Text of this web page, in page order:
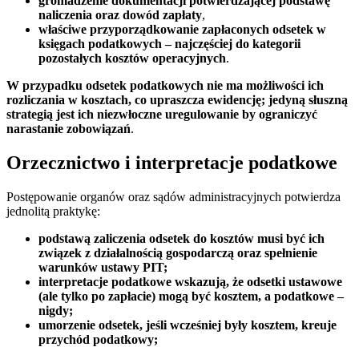
naliczenia oraz dowód zapłaty,
właściwe przyporządkowanie zapłaconych odsetek w
księgach podatkowych – najczęściej do kategorii
pozostałych kosztów operacyjnych.
W przypadku odsetek podatkowych nie ma możliwości ich
rozliczania w kosztach, co upraszcza ewidencję; jedyną słuszną
strategią jest ich niezwłoczne uregulowanie by ograniczyć
narastanie zobowiązań.
Orzecznictwo i interpretacje podatkowe
Postępowanie organów oraz sądów administracyjnych potwierdza
jednolitą praktykę:
podstawą zaliczenia odsetek do kosztów musi być ich
związek z działalnością gospodarczą oraz spełnienie
warunków ustawy PIT;
interpretacje podatkowe wskazują, że odsetki ustawowe
(ale tylko po zapłacie) mogą być kosztem, a podatkowe –
nigdy;
umorzenie odsetek, jeśli wcześniej były kosztem, kreuje
przychód podatkowy;